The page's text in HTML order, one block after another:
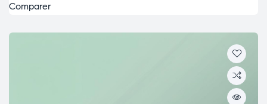
Comparer